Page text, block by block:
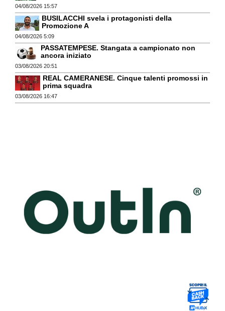
04/08/2026 15:57
BUSILACCHI svela i protagonisti della
Promozione A
04/08/2026 5:09
PASSATEMPESE. Stangata a campionato non
ancora iniziato
03/08/2026 20:51
REAL CAMERANESE. Cinque talenti promossi in
prima squadra
03/08/2026 16:47